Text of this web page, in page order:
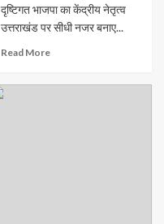
दृष्टिगत भाजपा का केंद्रीय नेतृत्व
उत्तराखंड पर सीधी नजर बनाए...
Read More